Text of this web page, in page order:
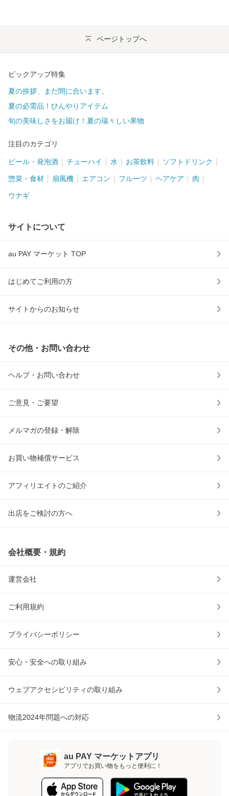
ページトップへ
ピックアップ特集
夏の挨拶、まだ間に合います。
夏の必需品！ひんやりアイテム
旬の美味しさをお届け！夏の瑞々しい果物
注目のカテゴリ
ビール・発泡酒 チューハイ 水 お茶飲料 ソフトドリンク
惣菜・食材 扇風機 エアコン フルーツ ヘアケア 肉
ウナギ
サイトについて
au PAY マーケット TOP
はじめてご利用の方
サイトからのお知らせ
その他・お問い合わせ
ヘルプ・お問い合わせ
ご意見・ご要望
メルマガの登録・解除
お買い物補償サービス
アフィリエイトのご紹介
出店をご検討の方へ
会社概要・規約
運営会社
ご利用規約
プライバシーポリシー
安心・安全への取り組み
ウェブアクセシビリティの取り組み
物流2024年問題への対応
au PAY マーケットアプリ
アプリでお買い物をもっと便利に！